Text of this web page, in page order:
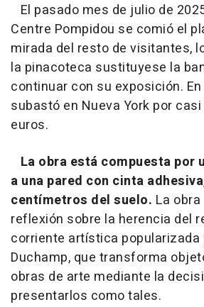
El pasado mes de julio de
Centre Pompidou se comió el
mirada del resto de visitantes,
la pinacoteca sustituyese la
continuar con su exposición.
subastó en Nueva York por
euros.
La obra está compuesta por
a una pared con cinta
centímetros del suelo. La
reflexión sobre la herencia del
corriente artística popularizada
Duchamp, que transforma
obras de arte mediante la
presentarlos como tales.